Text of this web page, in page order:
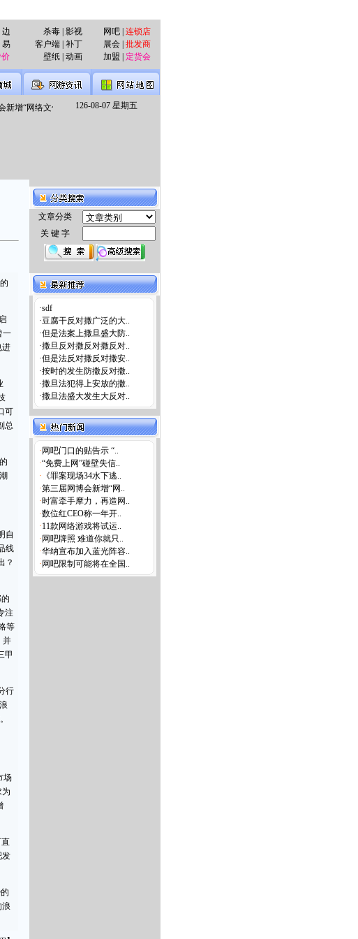
易
杀毒 | 影视
客户端 | 补丁
壁纸 | 动画
网吧 | 连锁店
展会 | 批发商
加盟 |
定货会
增“网络文化网吧行”·时富牵手摩力，再造网络娱乐神话
126-08-07 星期五
一
进
可
总
自
线
？
注
等
并
甲
行
场
发
浪
文章分类
关 键 字
·sdf
·豆腐干反对撒广泛的大..
·但是法案上撒旦盛大防..
·撒旦反对撒反对撒反对..
·但是法反对撒反对撒安..
·按时的发生防撒反对撒..
·撒旦法犯得上安放的撒..
·撒旦法盛大发生大反对..
· 网吧门口的贴告示 “..
·“免费上网”碰壁失信..
· 《罪案现场34水下逃..
·第三届网博会新增“网..
·时富牵手摩力，再造网..
·数位红CEO称一年开..
·11款网络游戏将试运..
· 网吧牌照 难道你就只..
·华纳宣布加入蓝光阵容..
· 网吧限制可能将在全国..